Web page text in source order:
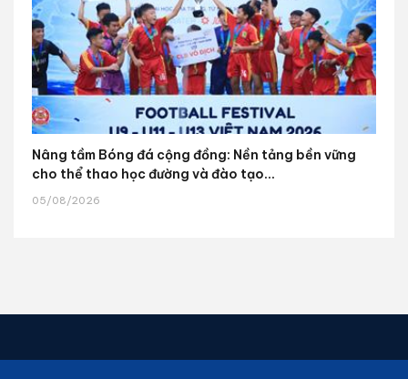
Nâng tầm Bóng đá cộng đồng: Nền tảng bền vững
cho thể thao học đường và đào tạo...
05/08/2026